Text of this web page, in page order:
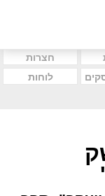
חצרות
לוחות